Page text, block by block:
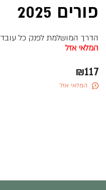
פורים 2025
הדרך המושלמת לפנק כל עובד
המלאי אזל
₪117
המלאי אזל